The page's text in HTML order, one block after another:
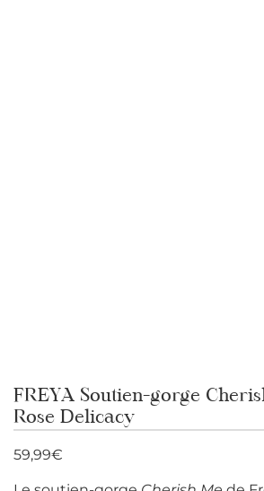
FREYA Soutien-gorge
Rose Delicacy
59,99€